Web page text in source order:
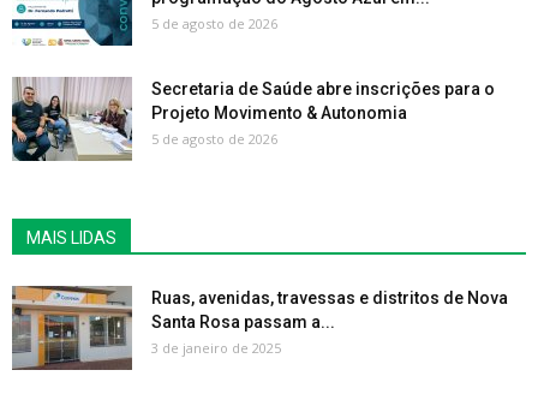
5 de agosto de 2026
Secretaria de Saúde abre inscrições para o
Projeto Movimento & Autonomia
5 de agosto de 2026
MAIS LIDAS
Ruas, avenidas, travessas e distritos de Nova
Santa Rosa passam a...
3 de janeiro de 2025